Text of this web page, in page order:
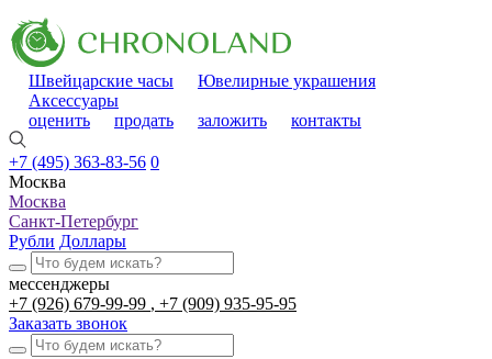
Швейцарские часы
Ювелирные украшения
Аксессуары
оценить
продать заложить контакты
+7 (495) 363-83-56 0
Москва
Москва
Санкт-Петербург
Рубли Доллары
мессенджеры
+7 (926) 679-99-99
+7 (909) 935-95-95
Заказать звонок